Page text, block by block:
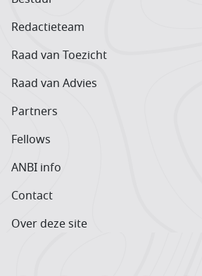
Redactieteam
Raad van Toezicht
Raad van Advies
Partners
Fellows
ANBI info
Contact
Over deze site